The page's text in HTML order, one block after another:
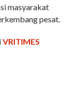
masyarakat
pesat.
VRITIMES